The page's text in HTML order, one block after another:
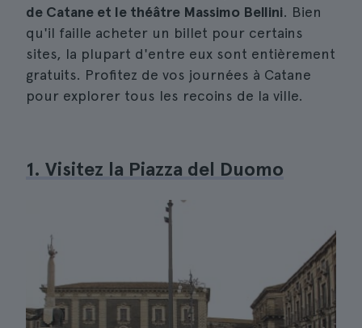
de Catane et le théâtre Massimo Bellini. Bien
qu'il faille acheter un billet pour certains
sites, la plupart d'entre eux sont entièrement
gratuits. Profitez de vos journées à Catane
pour explorer tous les recoins de la ville.
1. Visitez la Piazza del Duomo